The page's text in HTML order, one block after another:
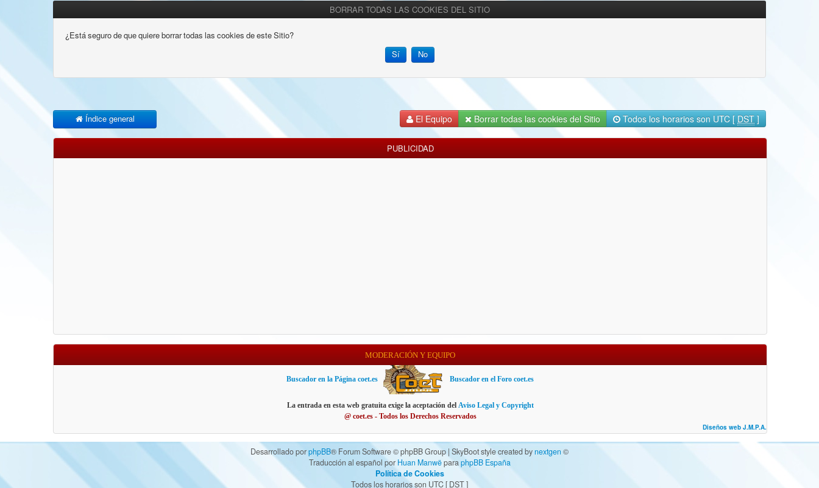
BORRAR TODAS LAS COOKIES DEL SITIO
¿Está seguro de que quiere borrar todas las cookies de este Sitio?
Índice general El Equipo Borrar todas las cookies del Sitio Todos los horarios son UTC [ DST ]
PUBLICIDAD
MODERACIÓN Y EQUIPO
Buscador en la Página coet.es Buscador en el Foro coet.es
La entrada en esta web gratuita exige la aceptación del Aviso Legal y Copyright
@ coet.es - Todos los Derechos Reservados
Diseños web J.M.P.A.
Desarrollado porphpBB® Forum Software © phpBB Group | SkyBoot style created bynextgen ©
Traducción al español por Huan ManwëparaphpBB España
Política de Cookies
Todos los horarios son UTC [ DST]